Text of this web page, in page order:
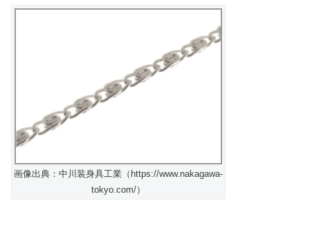
画像出典：中川装身具工業（https://www.nakagawa-
tokyo.com/）